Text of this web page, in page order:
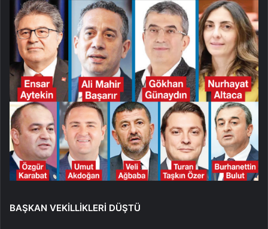
BAŞKAN VEKİLLİKLERİ DÜŞTÜ